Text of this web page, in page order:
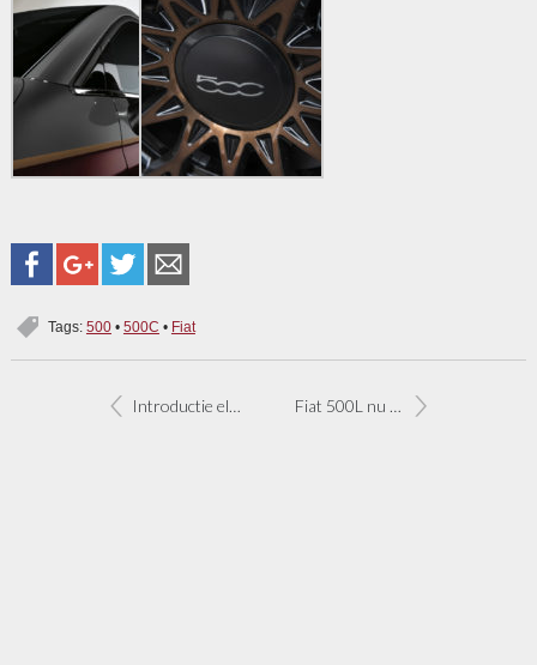
Tags: 500• 500C • Fiat
Introductie elektrische Fiat 500 brengt iconische model weer thuis Fiat 500L nu ook als S-Design